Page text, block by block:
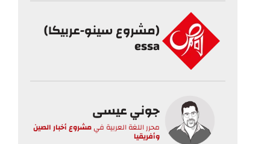
(مشروع سينو-عربيكا)
essa
جوني عيسى
محرر اللغة العربية فيمشروع أخبار الصين
وأفريقيا